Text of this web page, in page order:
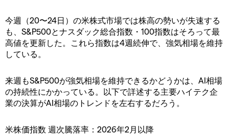
今週（20〜24日）の米株式市場では株高の勢いが失速する
も、S&P500とナスダック総合指数・100指数はそろって最
高値を更新した。これら指数は4週続伸で、強気相場を維持
している。
来週もS&P500が強気相場を維持できるかどうかは、AI相場
の持続性にかかっている。以下で詳述する主要ハイテク企
業の決算がAI相場のトレンドを左右するだろう。
米株価指数 週次騰落率：2026年2月以降